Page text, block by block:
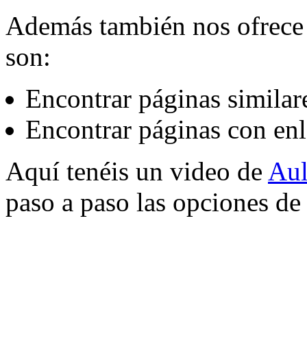
Además también nos
son:
Encontrar páginas
Encontrar páginas con
Aquí tenéis un video de
paso a paso las opciones